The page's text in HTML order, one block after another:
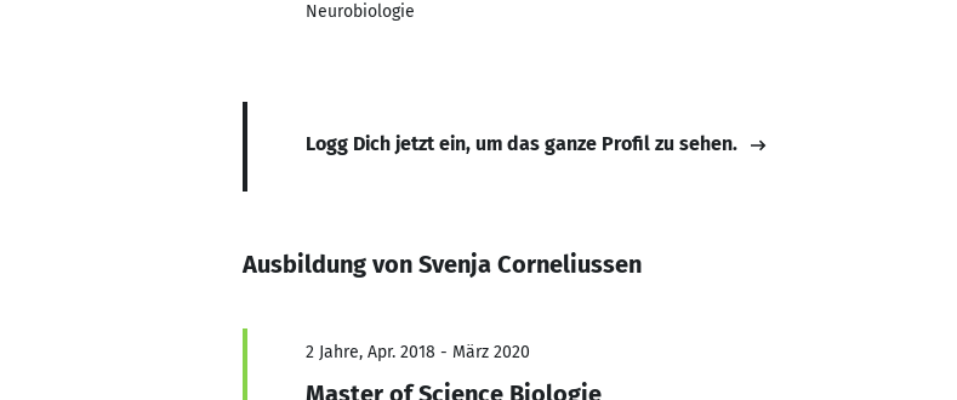
Neurobiologie
Logg Dich jetzt ein, um das ganze Profil zu sehen.
Ausbildung von Svenja Corneliussen
2 Jahre, Apr. 2018 - März 2020
Master of Science Biologie